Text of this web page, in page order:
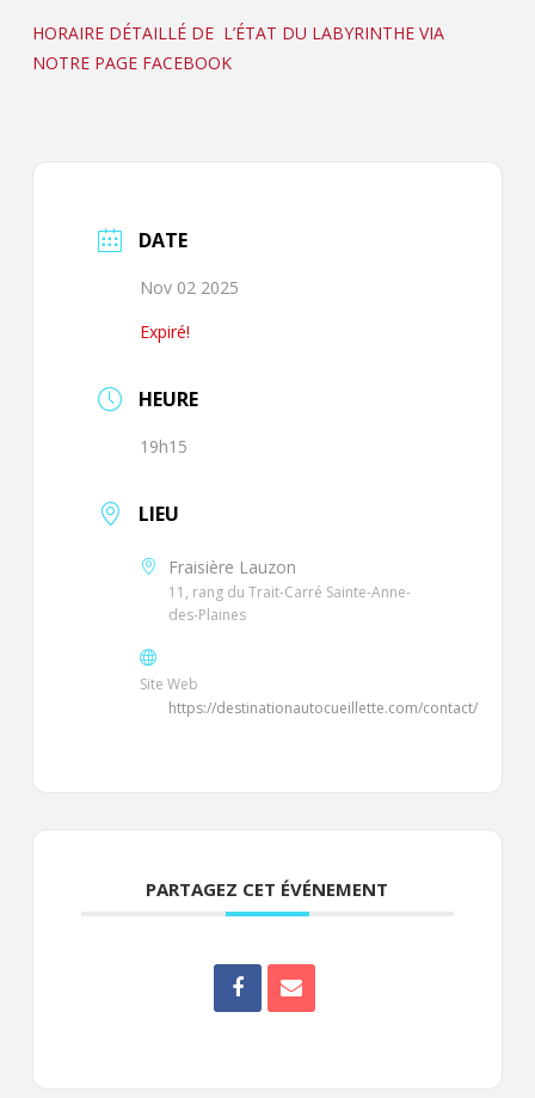
HORAIRE DÉTAILLÉ DE L’ÉTAT DU LABYRINTHE VIA
NOTRE PAGE FACEBOOK
DATE
Nov 02 2025
Expiré!
HEURE
19h15
LIEU
Fraisière Lauzon
11, rang du Trait-Carré Sainte-Anne-
des-Plaines
Site Web
https://destinationautocueillette.com/contact/
PARTAGEZ CET ÉVÉNEMENT